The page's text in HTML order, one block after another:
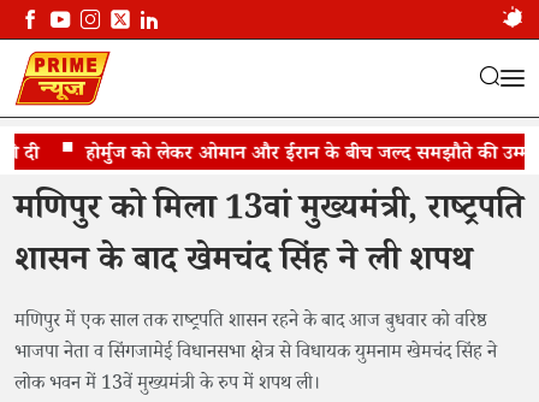
होर्मुज को लेकर ओमान और ईरान के बीच जल्द समझौते की उम्मीद:
युमनाम खेमचंद सिंह ने संभाली कमान
मणिपुर को मिला 13वां मुख्यमंत्री, राष्ट्रपति
शासन के बाद खेमचंद सिंह ने ली शपथ
मणिपुर में एक साल तक राष्ट्रपति शासन रहने के बाद आज बुधवार को वरिष्ठ
भाजपा नेता व सिंगजामेई विधानसभा क्षेत्र से विधायक युमनाम खेमचंद सिंह ने
लोक भवन में 13वें मुख्यमंत्री के रुप में शपथ ली।